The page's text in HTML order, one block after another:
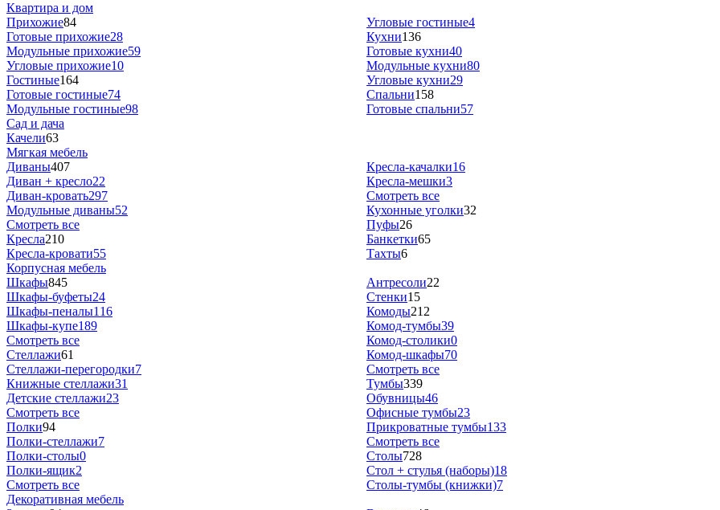
Квартира и дом
Прихожие84
Готовые прихожие28
Модульные прихожие59
Угловые прихожие10
Гостиные164
Готовые гостиные74
Модульные гостиные98
Угловые гостиные4
Кухни136
Готовые кухни40
Модульные кухни80
Угловые кухни29
Спальни158
Готовые спальни57
Сад и дача
Качели63
Мягкая мебель
Диваны407
Диван + кресло22
Диван-кровать297
Модульные диваны52
Смотреть все
Кресла210
Кресла-кровати55
Кресла-качалки16
Кресла-мешки3
Смотреть все
Кухонные уголки32
Пуфы26
Банкетки65
Тахты6
Корпусная мебель
Шкафы845
Шкафы-буфеты24
Шкафы-пеналы116
Шкафы-купе189
Смотреть все
Стеллажи61
Стеллажи-перегородки7
Книжные стеллажи31
Детские стеллажи23
Смотреть все
Полки94
Полки-стеллажи7
Полки-столы0
Полки-ящик2
Смотреть все
Антресоли22
Стенки15
Комоды212
Комод-тумбы39
Комод-столики0
Комод-шкафы70
Смотреть все
Тумбы339
Обувницы46
Офисные тумбы23
Прикроватные тумбы133
Смотреть все
Столы728
Стол + стулья (наборы)18
Столы-тумбы (книжки)7
Декоративная мебель